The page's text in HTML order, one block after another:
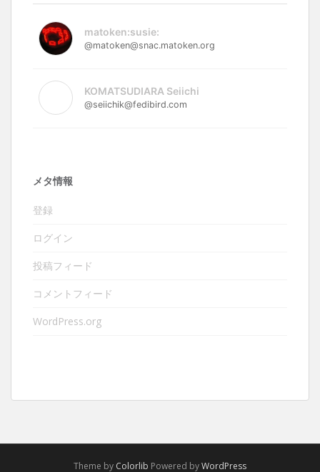
matoken:susie:
@matoken@snac.matoken.org
KOMATSUDIARA Seiichi
@seiichik@fedibird.com
メタ情報
登録
ログイン
投稿フィード
コメントフィード
WordPress.org
Theme by Colorlib Powered byWordPress